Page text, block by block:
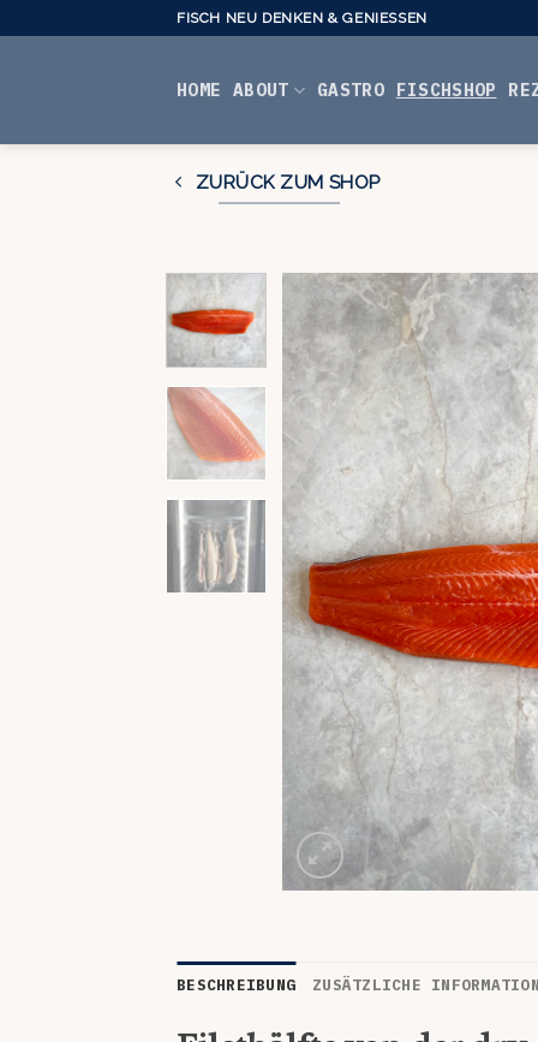
to
FISCH NEU DENKEN & GENIESSEN
HOME ABOUT GASTRO FISCHSHOP
ZURÜCK ZUM SHOP
BESCHREIBUNG ZUSÄTZLICHE